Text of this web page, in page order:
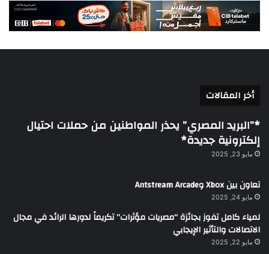
أخر المقالات
*”البريد المصري” يحذر المواطنين من حملات احتيال
إلكترونية جديدة*
مايو 23, 2025
تعاون بين Xbox وAntstream Arcade
مايو 24, 2025
لمياء كامل تفوز بجائزة “مصريات مؤثرات” تكريماً لدورها الرائد في مجال
الاتصالات والتأثير الإيجابي
مايو 22, 2025